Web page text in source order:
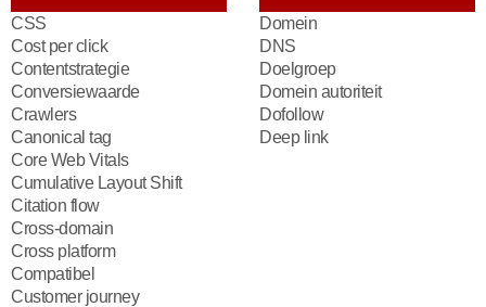
CSS
Cost per click
Contentstrategie
Conversiewaarde
Crawlers
Canonical tag
Core Web Vitals
Cumulative Layout Shift
Citation flow
Cross-domain
Cross platform
Compatibel
Customer journey
Domein
DNS
Doelgroep
Domein autoriteit
Dofollow
Deep link